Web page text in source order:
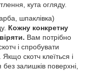
кута огляду.
шпаклівка)
Кожну конкретну
Вам потрібно
і спробувати
скотч клеїться і
залишків поверхні,